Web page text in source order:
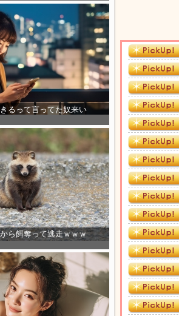
るって言ってた奴来い
ら餌奪って逃走ｗｗｗ